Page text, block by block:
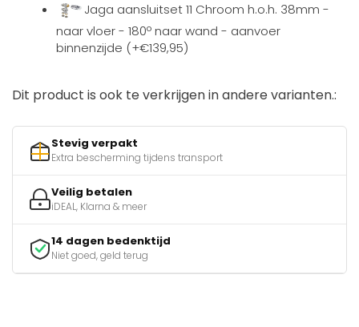
Jaga aansluitset 11 Chroom h.o.h. 38mm -
naar vloer - 180º naar wand - aanvoer
binnenzijde (+€139,95)
Dit product is ook te verkrijgen in andere varianten.:
Stevig verpakt
Extra bescherming tijdens transport
Veilig betalen
iDEAL, Klarna & meer
14 dagen bedenktijd
Niet goed, geld terug